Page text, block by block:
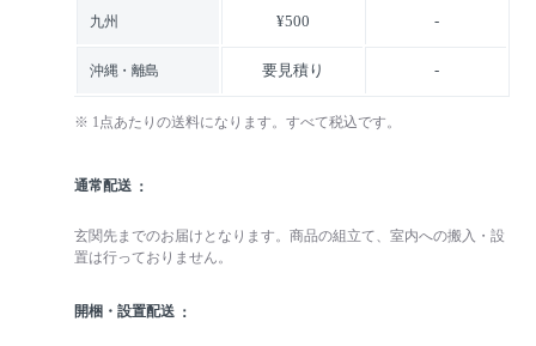
九州 ¥500 -
沖縄・離島 要見積り -
※ 1点あたりの送料になります。すべて税込です。
通常配送
玄関先までのお届けとなります。商品の組立て、室内への搬入・設
置は行っておりません。
開梱・設置配送